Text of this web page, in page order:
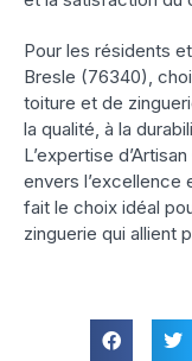
Pour les résidents
Bresle (76340),
toiture et de
la qualité, à la
L’expertise
envers l’excellence
fait le choix idéal
zinguerie qui allient